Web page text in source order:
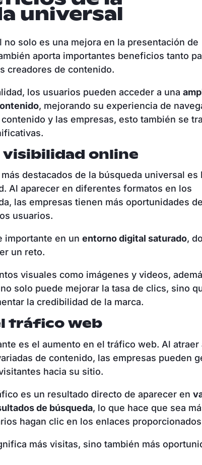
universal
no solo es una mejora en la presentación de
aporta importantes beneficios tanto
creadores de contenido.
los usuarios pueden acceder a una
, mejorando su experiencia de
y las empresas, esto también se
visibilidad online
destacados de la búsqueda universal es
Al aparecer en diferentes formatos en los
las empresas tienen más oportunidades de
usuarios.
importante en unentorno digital saturado,
un reto.
visuales como imágenes y videos,
solo puede mejorar la tasa de clics, sino
la credibilidad de la marca.
tráfico web
es el aumento en el tráfico web. Al atraer
de contenido, las empresas pueden
hacia su sitio.
es un resultado directo de aparecer en
de búsqueda, lo que hace que sea
hagan clic en los enlaces
más visitas, sino también más